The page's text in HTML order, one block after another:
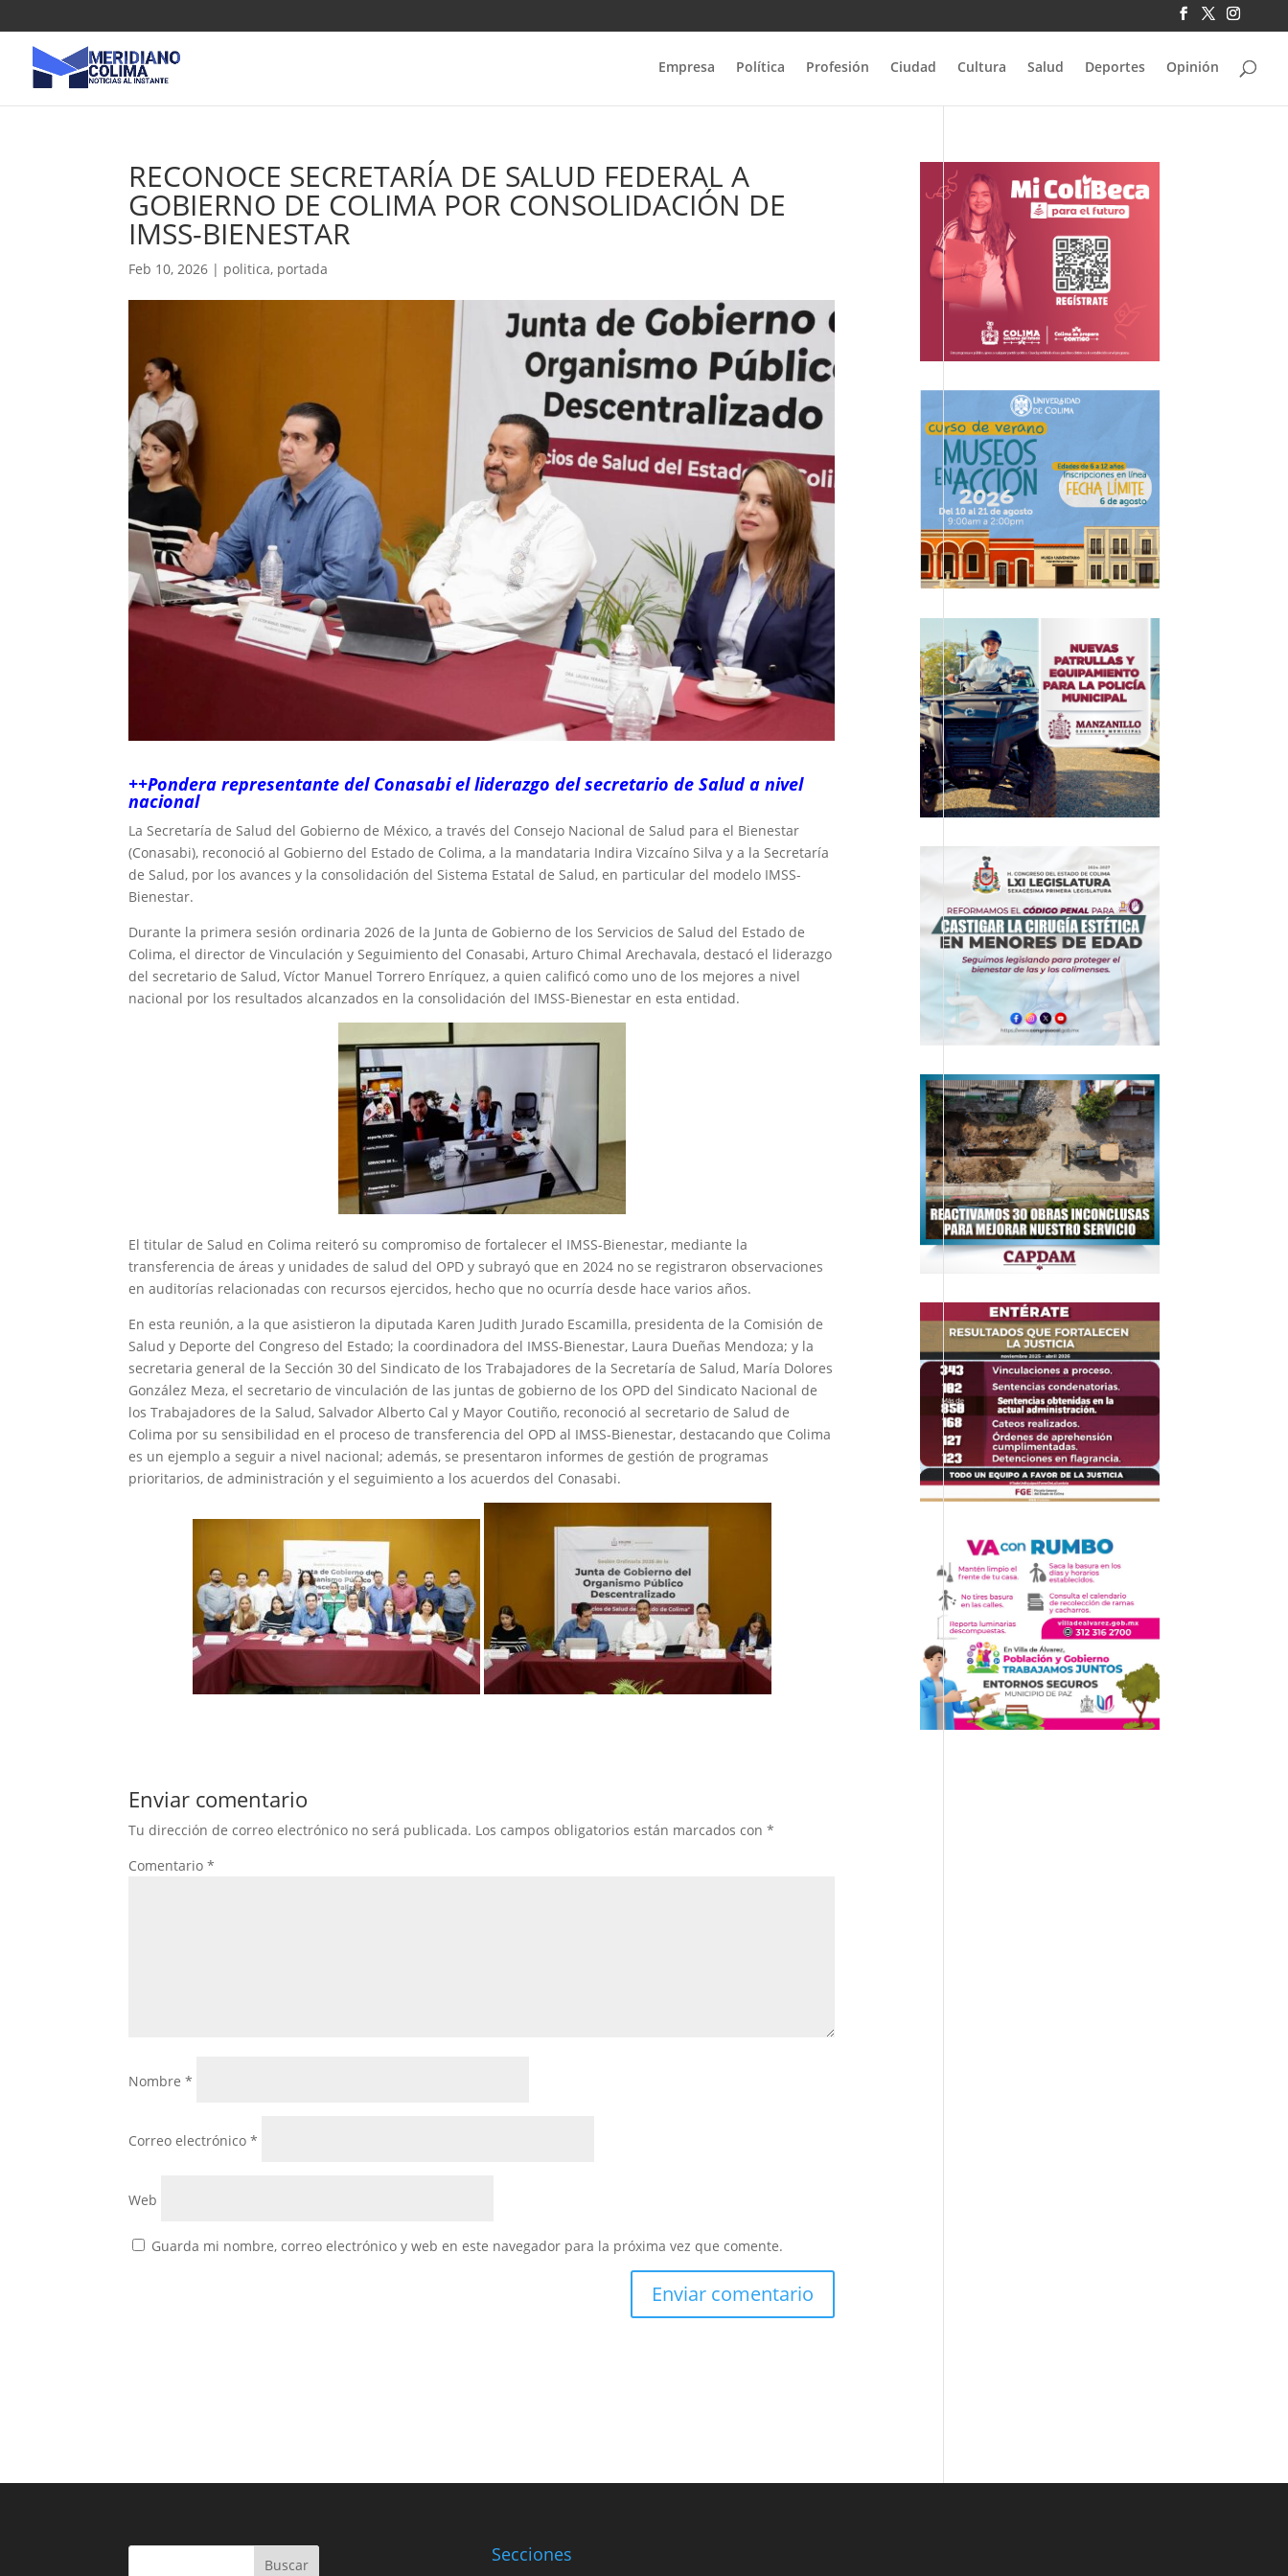
Empresa Política Profesión Ciudad Cultura Salud Deportes Opinión
RECONOCE SECRETARÍA DE SALUD FEDERAL A
GOBIERNO DE COLIMA POR CONSOLIDACIÓN DE
IMSS-BIENESTAR
Feb 10, 2026 | politica, portada
++Pondera representante del Conasabi el liderazgo del secretario de Salud a nivel
nacional
La Secretaría de Salud del Gobierno de México, a través del Consejo Nacional de Salud para el Bienestar
(Conasabi), reconoció al Gobierno del Estado de Colima, a la mandataria Indira Vizcaíno Silva y a la Secretaría
de Salud, por los avances y la consolidación del Sistema Estatal de Salud, en particular del modelo IMSS-
Bienestar.
Durante la primera sesión ordinaria 2026 de la Junta de Gobierno de los Servicios de Salud del Estado de
Colima, el director de Vinculación y Seguimiento del Conasabi, Arturo Chimal Arechavala, destacó el liderazgo
del secretario de Salud, Víctor Manuel Torrero Enríquez, a quien calificó como uno de los mejores a nivel
nacional por los resultados alcanzados en la consolidación del IMSS-Bienestar en esta entidad.
El titular de Salud en Colima reiteró su compromiso de fortalecer el IMSS-Bienestar, mediante la
transferencia de áreas y unidades de salud del OPD y subrayó que en 2024 no se registraron observaciones
en auditorías relacionadas con recursos ejercidos, hecho que no ocurría desde hace varios años.
En esta reunión, a la que asistieron la diputada Karen Judith Jurado Escamilla, presidenta de la Comisión de
Salud y Deporte del Congreso del Estado; la coordinadora del IMSS-Bienestar, Laura Dueñas Mendoza; y la
secretaria general de la Sección 30 del Sindicato de los Trabajadores de la Secretaría de Salud, María Dolores
González Meza, el secretario de vinculación de las juntas de gobierno de los OPD del Sindicato Nacional de
los Trabajadores de la Salud, Salvador Alberto Cal y Mayor Coutiño, reconoció al secretario de Salud de
Colima por su sensibilidad en el proceso de transferencia del OPD al IMSS-Bienestar, destacando que Colima
es un ejemplo a seguir a nivel nacional; además, se presentaron informes de gestión de programas
prioritarios, de administración y el seguimiento a los acuerdos del Conasabi.
Enviar comentario
Tu dirección de correo electrónico no será publicada. Los campos obligatorios están marcados con*
Comentario*
Nombre*
Correo electrónico*
Web
Guarda mi nombre, correo electrónico y web en este navegador para la próxima vez que comente.
Buscar Secciones